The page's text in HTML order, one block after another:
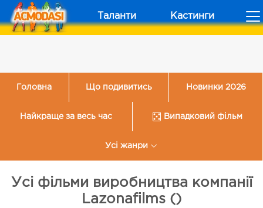
Таланти Кастинги
Головна Що подивитись Новинки 2026
Найкраще за весь час Випадковий фільм
Усі жанри
Усі фільми виробництва компанії
Lazonafilms ()